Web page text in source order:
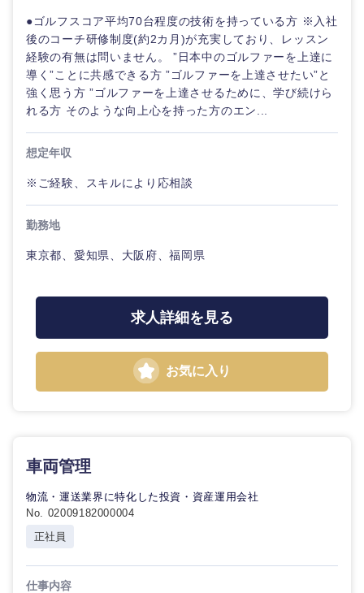
高知県
鹿児島県 沖縄県
●ゴルフスコア平均70台程度の技術を持っている方 ※入社
後のコーチ研修制度(約2カ月)が充実しており、レッスン
経験の有無は問いません。 ”日本中のゴルファーを上達に
導く”ことに共感できる方 ”ゴルファーを上達させたい”と
強く思う方 ”ゴルファーを上達させるために、学び続けら
れる方 そのような向上心を持った方のエン...
想定年収
※ご経験、スキルにより応相談
勤務地
東京都、愛知県、大阪府、福岡県
求人詳細を見る
お気に入り
車両管理
物流・運送業界に特化した投資・資産運用会社
No. 02009182000004
正社員
仕事内容